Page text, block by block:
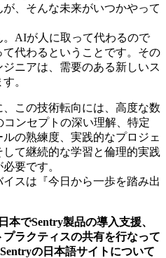
、そんな未来がいつかやって
AIが人に取って代わるので
代わるということです。その
ニアは、需要のある新しいス
。
この技術転向には、高度な数
ンセプトの深い理解、特定
の熟練度、実践的なプロジェ
て継続的な学習と倫理的実践
要です。
スは『今日から一歩を踏み出
本でSentry製品の導入支援、
ラクティスの共有を行なって
の日本語サイトについて